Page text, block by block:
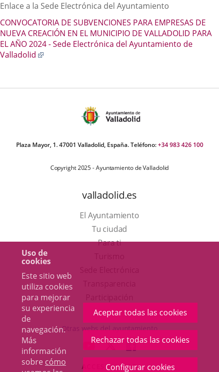
Uso de
cookies
Este sitio web
utiliza cookies
para mejorar
su experiencia
de
navegación.
Más
información
sobre cómo
Aceptar todas las cookies
Rechazar todas las cookies
Configurar cookies
una
aplicación
externa.
Enlace a la Sede Electrónica del Ayuntamiento
CONVOCATORIA DE SUBVENCIONES PARA EMPRESAS DE
NUEVA CREACIÓN EN EL MUNICIPIO DE VALLADOLID PARA
EL AÑO 2024 - Sede Electrónica del Ayuntamiento de
Valladolid
aplicación
Plaza Mayor, 1. 47001 Valladolid, España. Teléfono:+34 983 426 100
Copyright 2025 - Ayuntamiento de Valladolid
valladolid.es
El Ayuntamiento
Tu ciudad
Para ti
en
una
ventana
nueva.
aplicación
externa.
Otras webs del ayuntamiento
ENLACE
A
UNA
ENLACE
A
UNA
ENLACE
A
UNA
ACCESIBILIDAD